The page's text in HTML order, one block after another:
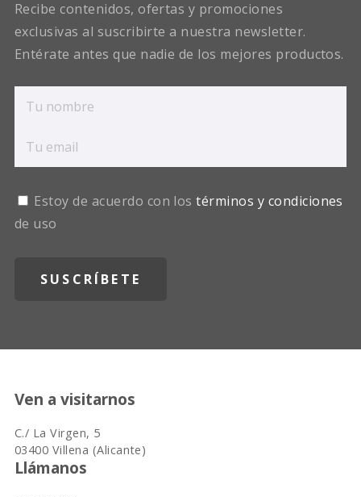
Recibe contenidos, ofertas y promociones
exclusivas al suscribirte a nuestra newsletter.
Entérate antes que nadie de los mejores productos.
Estoy de acuerdo con lostérminos y condiciones
de uso
Ven a visitarnos
C./ La Virgen, 5
03400 Villena (Alicante)
Llámanos